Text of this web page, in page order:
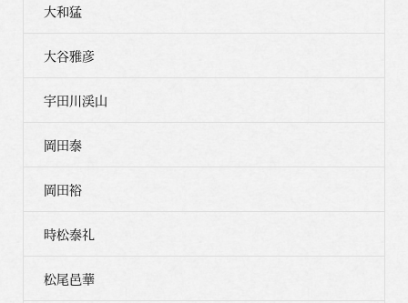
大和猛
大谷雅彦
宇田川渓山
岡田泰
岡田裕
時松泰礼
松尾邑華